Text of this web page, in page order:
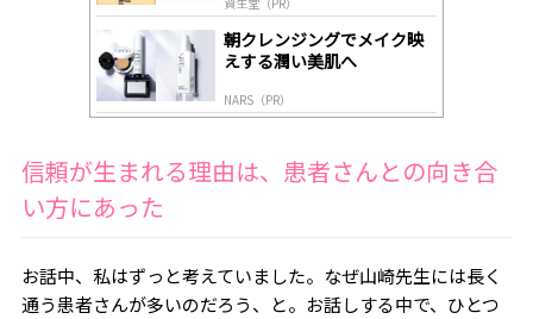
朝クレンジングでメイク映
えする潤い美肌へ
NARS（PR）
信頼が生まれる理由は、患者さんとの向き合
い方にあった
お話中、私はずっと考えていました。なぜ山崎先生には長く
通う患者さんが多いのだろう、と。お話しする中で、ひとつ